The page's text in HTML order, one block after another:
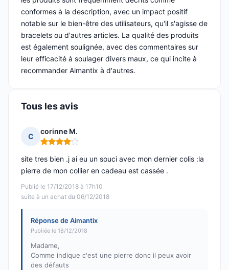
conformes à la description, avec un impact positif
notable sur le bien-être des utilisateurs, qu'il s'agisse de
bracelets ou d'autres articles. La qualité des produits
est également soulignée, avec des commentaires sur
leur efficacité à soulager divers maux, ce qui incite à
recommander Aimantix à d'autres.
Tous les avis
C
corinne M.
Note : 4 sur 5
Publié le 17/12/2018 à 17h10
suite à un achat du 06/12/2018
site tres bien .j ai eu un souci avec mon dernier colis :la
pierre de mon collier en cadeau est cassée .
Réponse de Aimantix
Publiée le 18/12/2018
Madame,
Comme indique c'est une pierre donc il peux avoir
des défauts